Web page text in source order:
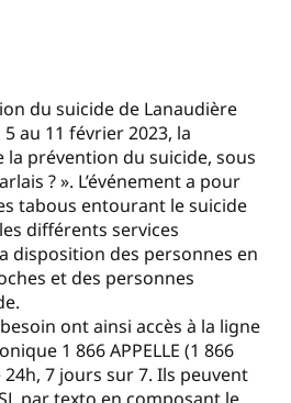
du suicide de Lanaudière
au 11 février 2023, la
la prévention du suicide, sous
? ». L’événement a pour
tabous entourant le suicide
différents services
disposition des personnes en
et des personnes
ont ainsi accès à la ligne
1 866 APPELLE (1 866
7 jours sur 7. Ils peuvent